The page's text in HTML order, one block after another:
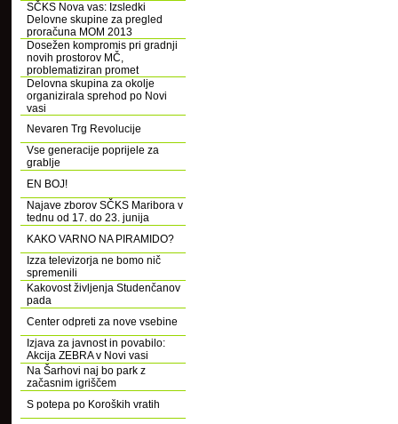
SČKS Nova vas: Izsledki
Delovne skupine za pregled
proračuna MOM 2013
Dosežen kompromis pri gradnji
novih prostorov MČ,
problematiziran promet
Delovna skupina za okolje
organizirala sprehod po Novi
vasi
Nevaren Trg Revolucije
Vse generacije poprijele za
grablje
EN BOJ!
Najave zborov SČKS Maribora v
tednu od 17. do 23. junija
KAKO VARNO NA PIRAMIDO?
Izza televizorja ne bomo nič
spremenili
Kakovost življenja Studenčanov
pada
Center odpreti za nove vsebine
Izjava za javnost in povabilo:
Akcija ZEBRA v Novi vasi
Na Šarhovi naj bo park z
začasnim igriščem
S potepa po Koroških vratih